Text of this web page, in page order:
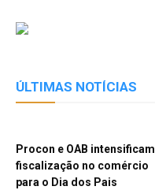
ÚLTIMAS NOTÍCIAS
Procon e OAB intensificam
fiscalização no comércio
para o Dia dos Pais